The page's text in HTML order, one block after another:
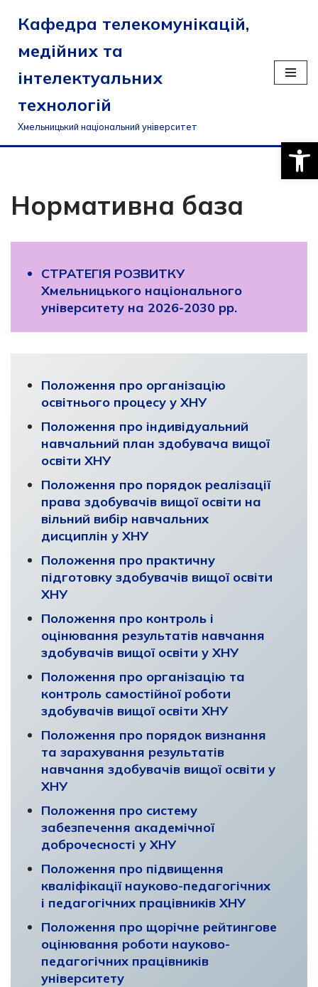
Перейти
до
вмісту
Кафедра телекомунікацій,
медійних та
інтелектуальних
технологій
Хмельницький національний університет
Нормативна база
СТРАТЕГІЯ РОЗВИТКУ
Хмельницького національного
університету на 2026-2030 рр.
Положення про організацію
освітнього процесу у ХНУ
Положення про індивідуальний
навчальний план здобувача вищої
освіти ХНУ
Положення про порядок реалізації
права здобувачів вищої освіти на
вільний вибір навчальних
дисциплін у ХНУ
Положення про практичну
підготовку здобувачів вищої освіти
ХНУ
Положення про контроль і
оцінювання результатів навчання
здобувачів вищої освіти у ХНУ
Положення про організацію та
контроль самостійної роботи
здобувачів вищої освіти ХНУ
Положення про порядок визнання
та зарахування результатів
навчання здобувачів вищої освіти у
ХНУ
Положення про систему
забезпечення академічної
доброчесності у ХНУ
Положення про підвищення
кваліфікації науково-педагогічних
і педагогічних працівників ХНУ
Положення про щорічне рейтингове
оцінювання роботи науково-
педагогічних працівників
університету